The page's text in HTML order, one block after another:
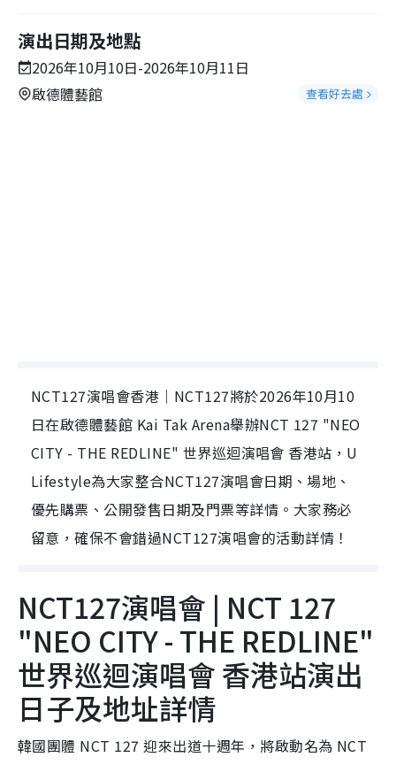
演出日期及地點
2026年10月10日-2026年10月11日
啟德體藝館
查看好去處
NCT127演唱會香港｜NCT127將於2026年10月10
日在啟德體藝館 Kai Tak Arena舉辦NCT 127 "NEO
CITY - THE REDLINE" 世界巡迴演唱會 香港站，U
Lifestyle為大家整合NCT127演唱會日期、場地、
優先購票、公開發售日期及門票等詳情。大家務必
留意，確保不會錯過NCT127演唱會的活動詳情！
NCT127演唱會 | NCT 127
"NEO CITY - THE REDLINE"
世界巡迴演唱會 香港站演出
日子及地址詳情
韓國團體 NCT 127 迎來出道十週年，將啟動名為 NCT